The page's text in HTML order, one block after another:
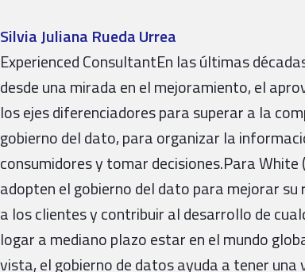
Silvia Juliana Rueda Urrea
Experienced ConsultantEn las últimas
desde una mirada en el mejoramiento, el
los ejes diferenciadores para superar a la
gobierno del dato, para organizar la
consumidores y tomar decisiones.Para
adopten el gobierno del dato para mejorar
a los clientes y contribuir al desarrollo de
logar a mediano plazo estar en el mundo
vista, el gobierno de datos ayuda a tener